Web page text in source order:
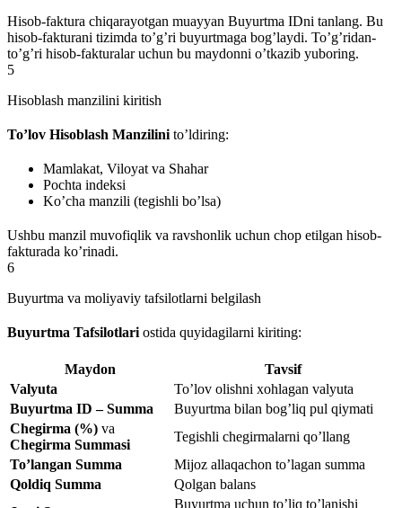
Hisob-faktura chiqarayotgan muayyan Buyurtma IDni tanlang. Bu
hisob-fakturani tizimda to’g’ri buyurtmaga bog’laydi. To’g’ridan-
to’g’ri hisob-fakturalar uchun bu maydonni o’tkazib yuboring.
5
Hisoblash manzilini kiritish
To’lov Hisoblash Manzilini to’ldiring:
Mamlakat, Viloyat va Shahar
Pochta indeksi
Ko’cha manzili (tegishli bo’lsa)
Ushbu manzil muvofiqlik va ravshonlik uchun chop etilgan hisob-
fakturada ko’rinadi.
6
Buyurtma va moliyaviy tafsilotlarni belgilash
Buyurtma Tafsilotlari ostida quyidagilarni kiriting:
Maydon
Tavsif
Valyuta
To’lov olishni xohlagan valyuta
Buyurtma ID – Summa
Buyurtma bilan bog’liq pul qiymati
Chegirma (%) va
Chegirma Summasi
Tegishli chegirmalarni qo’llang
To’langan Summa
Mijoz allaqachon to’lagan summa
Qoldiq Summa
Qolgan balans
Buyurtma uchun to’liq to’lanishi